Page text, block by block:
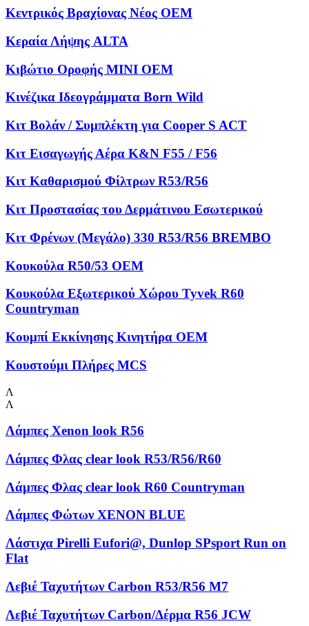
Κεντρικός Βραχίονας Νέος OEM
Κεραία Λήψης ALTA
Κιβώτιο Οροφής MINI OEM
Κινέζικα Ιδεογράμματα Born Wild
Κιτ Βολάν / Συμπλέκτη για Cooper S ACT
Κιτ Εισαγωγής Αέρα K&N F55 / F56
Κιτ Καθαρισμού Φίλτρων R53/R56
Κιτ Προστασίας του Δερμάτινου Εσωτερικού
Κιτ Φρένων (Μεγάλο) 330 R53/R56 BREMBO
Κουκούλα R50/53 OEM
Κουκούλα Εξωτερικού Χώρου Tyvek R60
Countryman
Κουμπί Εκκίνησης Κινητήρα OEM
Κουστούμι Πλήρες MCS
Λ
Λ
Λάμπες Xenon look R56
Λάμπες Φλας clear look R53/R56/R60
Λάμπες Φλας clear look R60 Countryman
Λάμπες Φώτων XENON BLUE
Λάστιχα Pirelli Eufori@, Dunlop SPsport Run on
Flat
Λεβιέ Ταχυτήτων Carbon R53/R56 M7
Λεβιέ Ταχυτήτων Carbon/Δέρμα R56 JCW